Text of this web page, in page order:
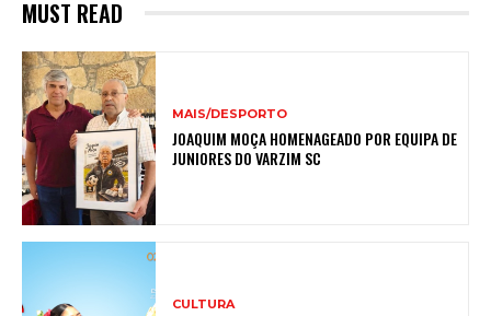
MUST READ
MAIS/DESPORTO
JOAQUIM MOÇA HOMENAGEADO POR EQUIPA DE
JUNIORES DO VARZIM SC
CULTURA